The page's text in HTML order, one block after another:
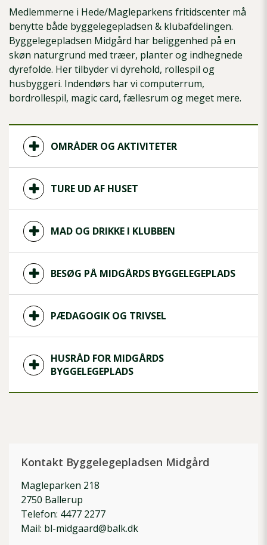
Medlemmerne i Hede/Magleparkens fritidscenter må
benytte både byggelegepladsen & klubafdelingen.
Byggelegepladsen Midgård har beliggenhed på en
skøn naturgrund med træer, planter og indhegnede
dyrefolde. Her tilbyder vi dyrehold, rollespil og
husbyggeri. Indendørs har vi computerrum,
bordrollespil, magic card, fællesrum og meget mere.
OMRÅDER OG AKTIVITETER
TURE UD AF HUSET
MAD OG DRIKKE I KLUBBEN
BESØG PÅ MIDGÅRDS BYGGELEGEPLADS
PÆDAGOGIK OG TRIVSEL
HUSRÅD FOR MIDGÅRDS
BYGGELEGEPLADS
Kontakt Byggelegepladsen Midgård
Magleparken 218
2750 Ballerup
Telefon: 4477 2277
Mail: bl-midgaard@balk.dk